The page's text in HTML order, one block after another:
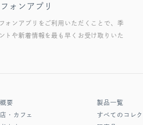
ォンアプリ
ォンアプリをご利用いただくことで、季
トや新着情報を最も早くお受け取りいた
要
・カフェ
製品一覧
すべてのコレ